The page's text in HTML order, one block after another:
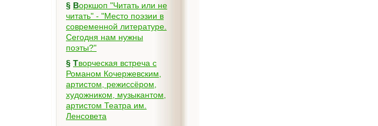
§ Воркшоп "Читать или не
читать" - "Место поэзии в
современной литературе.
Сегодня нам нужны
поэты?"
§ Творческая встреча с
Романом Кочержевским,
артистом, режиссёром,
художником, музыкантом,
артистом Театра им.
Ленсовета